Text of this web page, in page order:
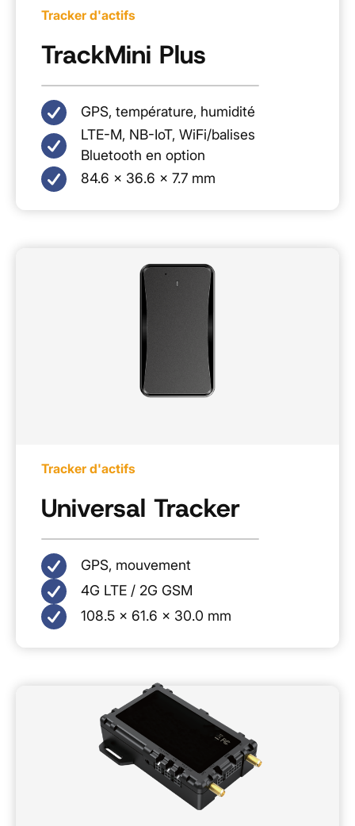
Tracker d'actifs
TrackMini Plus
GPS, température, humidité
LTE-M, NB-IoT, WiFi/balises
Bluetooth en option
84.6 x 36.6 x 7.7 mm
Tracker d'actifs
Universal Tracker
GPS, mouvement
4G LTE / 2G GSM
108.5 x 61.6 x 30.0 mm